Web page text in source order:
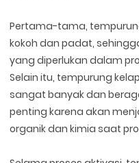
Pertama-tama,
kokoh dan padat,
yang diperlukan dalam
Selain itu, tempurung
sangat banyak dan
penting karena akan
organik dan kimia saat